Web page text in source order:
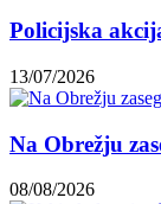
Policijska
13/07/2026
Na Obrežju
08/08/2026